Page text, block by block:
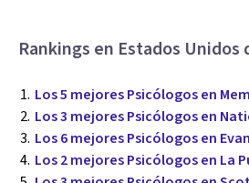
Rankings en Estados Unidos
Los 5 mejores Psicólogos en
Los 3 mejores Psicólogos en
Los 6 mejores Psicólogos en
Los 2 mejores Psicólogos en La